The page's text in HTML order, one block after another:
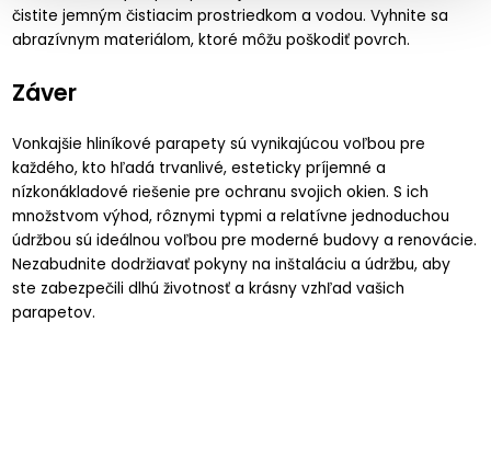
čistite jemným čistiacim prostriedkom a vodou. Vyhnite sa
abrazívnym materiálom, ktoré môžu poškodiť povrch.
Záver
Vonkajšie hliníkové parapety sú vynikajúcou voľbou pre
každého, kto hľadá trvanlivé, esteticky príjemné a
nízkonákladové riešenie pre ochranu svojich okien. S ich
množstvom výhod, rôznymi typmi a relatívne jednoduchou
údržbou sú ideálnou voľbou pre moderné budovy a renovácie.
Nezabudnite dodržiavať pokyny na inštaláciu a údržbu, aby
ste zabezpečili dlhú životnosť a krásny vzhľad vašich
parapetov.